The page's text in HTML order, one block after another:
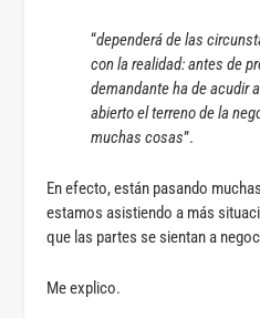
“dependerá de las
con la realidad: antes de
demandante ha de acudir
abierto el terreno de la
muchas cosas”.
En efecto, están pasando
estamos asistiendo a más
que las partes se sientan a
Me explico.